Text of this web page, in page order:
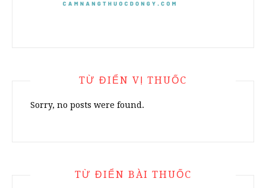
TỪ ĐIỂN VỊ THUỐC
Sorry, no posts were found.
TỪ ĐIỂN BÀI THUỐC